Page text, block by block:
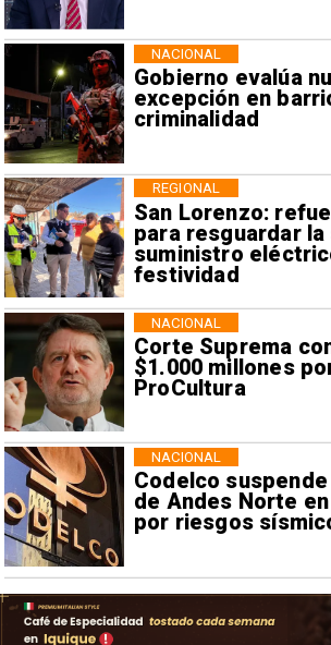
Gobierno evalúa
excepción en
criminalidad
NACIONAL
San Lorenzo:
para resguardar la
suministro
festividad
REGIONAL
Corte Suprema
$1.000 millones
ProCultura
NACIONAL
Codelco
de Andes Norte
por riesgos
NACIONAL